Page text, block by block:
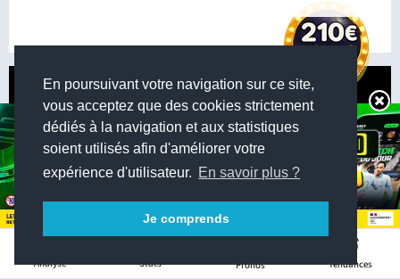
En poursuivant votre navigation sur ce site,
vous acceptez que des cookies strictement
dédiés à la navigation et aux statistiques
soient utilisés afin d'améliorer votre
expérience d'utilisateur. En savoir plus ?
Je comprends
Analyse Stats Pronos Tendances